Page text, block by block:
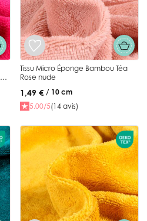
Tissu Micro Éponge Bambou Téa
Rose nude
1,49 € / 10 cm
5.00/5(14 avis)